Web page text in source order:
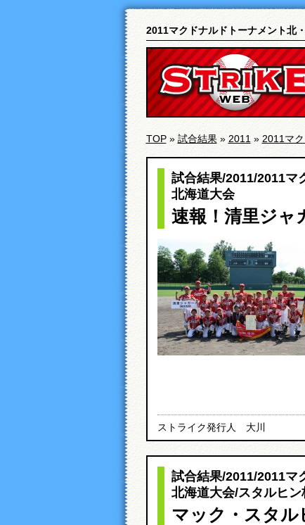
2011マクドナルドトーナメント北
TOP » 試合結果» 2011 » 2011マ
試合結果/2011/2011マ
北海道大会
速報！清里ジャ
ストライク発行人 大川
試合結果/2011/2011マ
北海道大会/スタルヒン
マック・スタル